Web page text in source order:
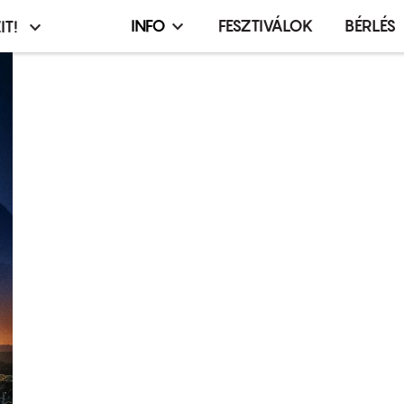
Infó,
INFO FESZTIVÁLOK BÉRLÉS